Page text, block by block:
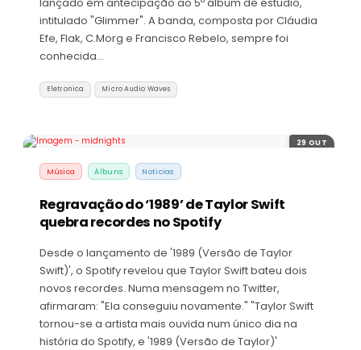
lançado em antecipação ao 5º álbum de estúdio,
intitulado "Glimmer". A banda, composta por Cláudia
Efe, Flak, C.Morg e Francisco Rebelo, sempre foi
conhecida…
Eletronica Micro Audio Waves
29 OUT
Música Álbuns Noticias
Regravação do ‘1989’ de Taylor Swift
quebra recordes no Spotify
Desde o lançamento de '1989 (Versão de Taylor
Swift)', o Spotify revelou que Taylor Swift bateu dois
novos recordes. Numa mensagem no Twitter,
afirmaram: "Ela conseguiu novamente." "Taylor Swift
tornou-se a artista mais ouvida num único dia na
história do Spotify, e '1989 (Versão de Taylor)'